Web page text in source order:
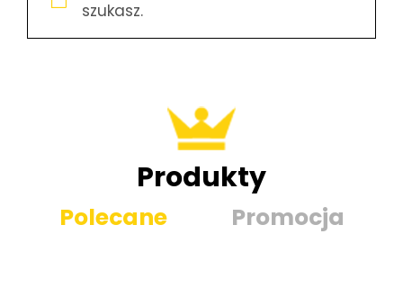
szukasz.
Produkty
Polecane Promocja